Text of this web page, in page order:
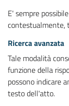
E' sempre
contestualmente,
Ricerca avanzata
Tale modalità
funzione della
possono indicare
testo dell'atto.